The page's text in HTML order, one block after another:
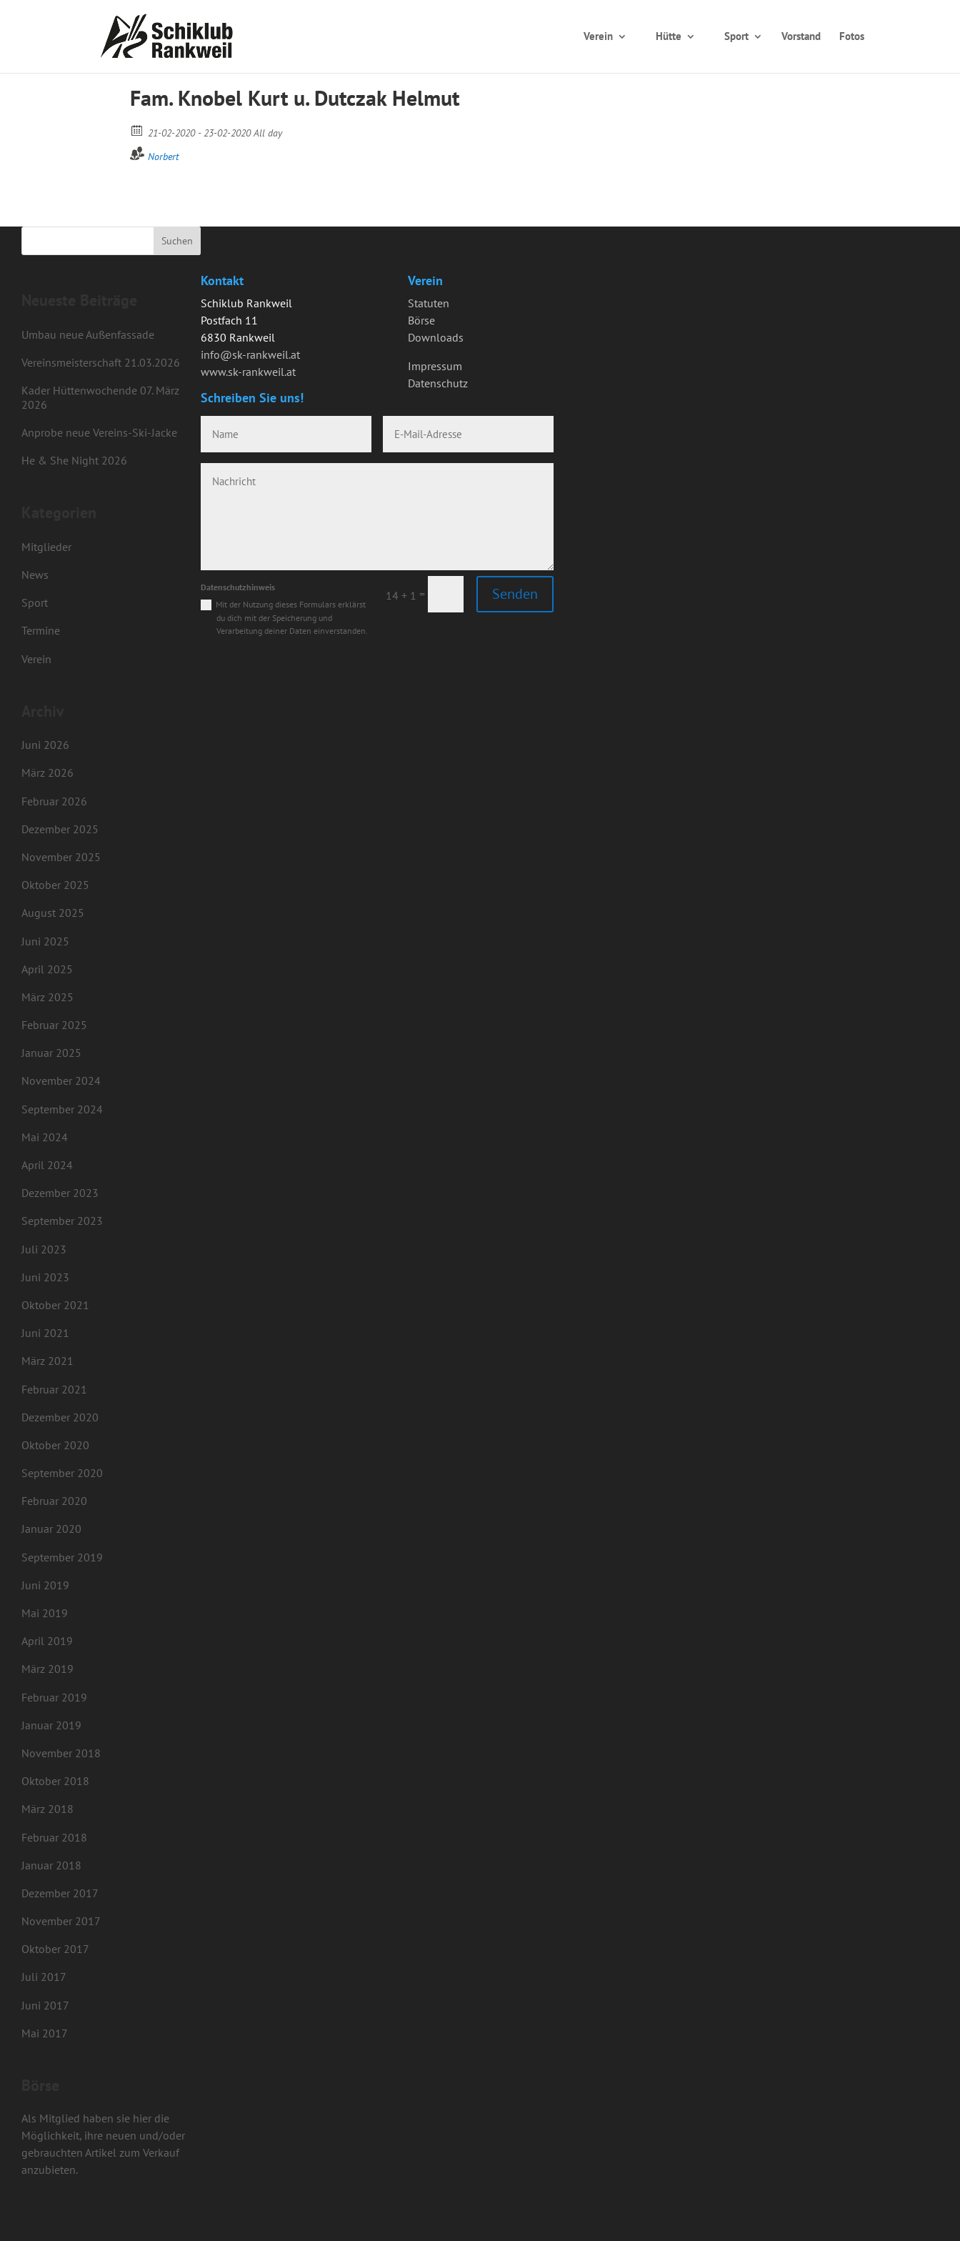
Verein Hütte Sport Vorstand Fotos
Fam. Knobel Kurt u. Dutczak Helmut
21-02-2020 - 23-02-2020 All day
Norbert
Umbau neue Außenfassade
Vereinsmeisterschaft 21.03.2026
Kader Hüttenwochende 07. März
2026
Anprobe neue Vereins-Ski-Jacke
He & She Night 2026
Mitglieder
News
Sport
Termine
Verein
Juni 2026
März 2026
Februar 2026
Dezember 2025
November 2025
Oktober 2025
August 2025
Juni 2025
April 2025
März 2025
Februar 2025
Januar 2025
November 2024
September 2024
Mai 2024
April 2024
Dezember 2023
September 2023
Juli 2023
Juni 2023
Oktober 2021
Juni 2021
März 2021
Februar 2021
Dezember 2020
Oktober 2020
September 2020
Februar 2020
Januar 2020
September 2019
Juni 2019
Mai 2019
April 2019
März 2019
Februar 2019
Januar 2019
November 2018
Oktober 2018
März 2018
Februar 2018
Januar 2018
Dezember 2017
November 2017
Oktober 2017
Juli 2017
Juni 2017
Mai 2017
Als Mitglied haben sie hier die
Möglichkeit, ihre neuen und/oder
gebrauchten Artikel zum Verkauf
anzubieten.
Kontakt
Schiklub Rankweil
Postfach 11
6830 Rankweil
info@sk-rankweil.at
www.sk-rankweil.at
Verein
Statuten
Börse
Downloads
Impressum
Datenschutz
Schreiben Sie uns!
Datenschutzhinweis
Mit der Nutzung dieses Formulars erklärst
du dich mit der Speicherung und
Verarbeitung deiner Daten einverstanden.
14 + 1 = Senden